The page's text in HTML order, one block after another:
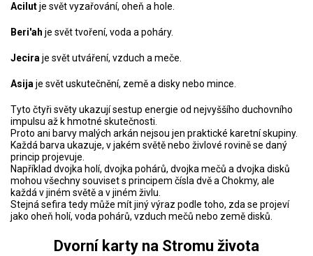
Acilutje svět vyzařování, oheň a hole.
Beri'ah je svět tvoření, voda a poháry.
Jeciraje svět utváření, vzduch a meče.
Asijaje svět uskutečnění, země a disky nebo mince.
Tyto čtyři světy ukazují sestup energie od nejvyššího duchovního
impulsu až k hmotné skutečnosti.
Proto ani barvy malých arkán nejsou jen praktické karetní skupiny.
Každá barva ukazuje, v jakém světě nebo živlové rovině se daný
princip projevuje.
Například dvojka holí, dvojka pohárů, dvojka mečů a dvojka disků
mohou všechny souviset s principem čísla dvě a Chokmy, ale
každá v jiném světě a v jiném živlu.
Stejná sefira tedy může mít jiný výraz podle toho, zda se projeví
jako oheň holí, voda pohárů, vzduch mečů nebo země disků.
Dvorní karty na Stromu života